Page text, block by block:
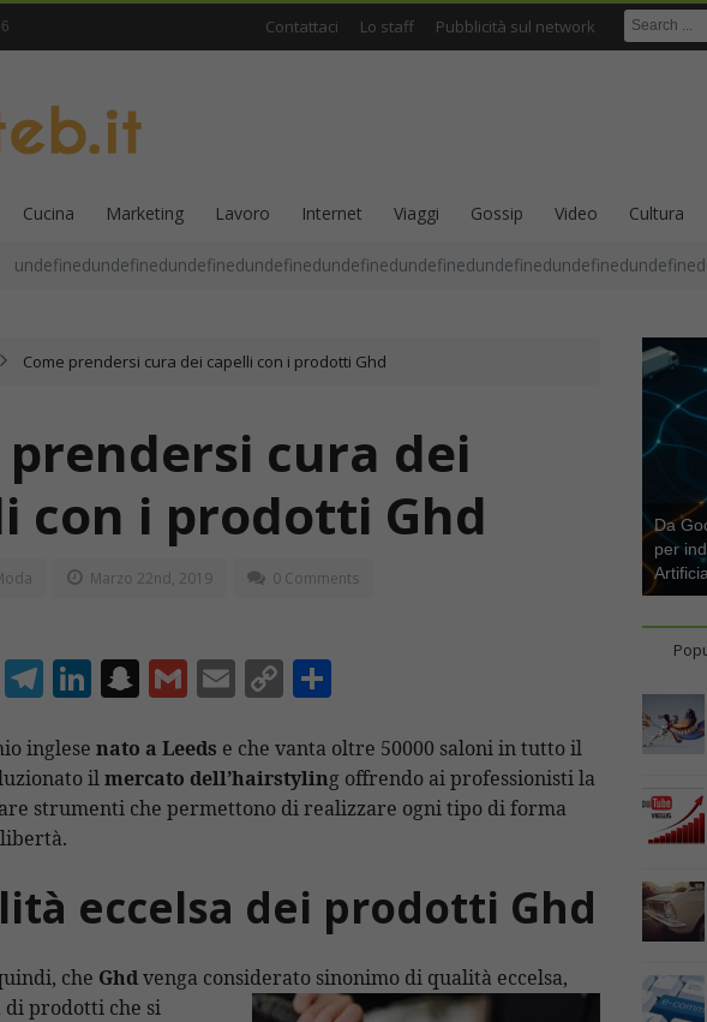
Contattaci Lo staff Pubblicità sul network
Cucina Marketing Lavoro Internet Viaggi Gossip Video Cultura
Come prendersi cura dei capelli con i prodotti Ghd
prendersi cura dei
con i prodotti Ghd
Marzo 22nd, 2019 0 Comments
X T
e
gr
a
Li
k
e
dI
S
a
p
c
at
G
ai
l
E
ai
l
C
p
y
Li
k
n
di
vi
inglese nato a Leeds e che vanta oltre 50000 saloni in tutto il
ilmercato dell’hairstyling offrendo ai professionisti la
strumenti che permettono di realizzare ogni tipo di forma
eccelsa dei prodotti Ghd
che Ghdvenga considerato sinonimo di qualità eccelsa,
diprodotti che si
Da
per